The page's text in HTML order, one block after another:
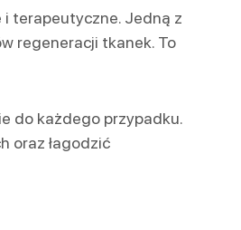
i terapeutyczne. Jedną z
regeneracji tkanek. To
do każdego przypadku.
oraz łagodzić